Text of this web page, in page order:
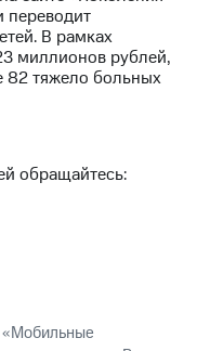
переводит
В рамках
миллионов рублей,
82 тяжело больных
обращайтесь:
«Мобильные